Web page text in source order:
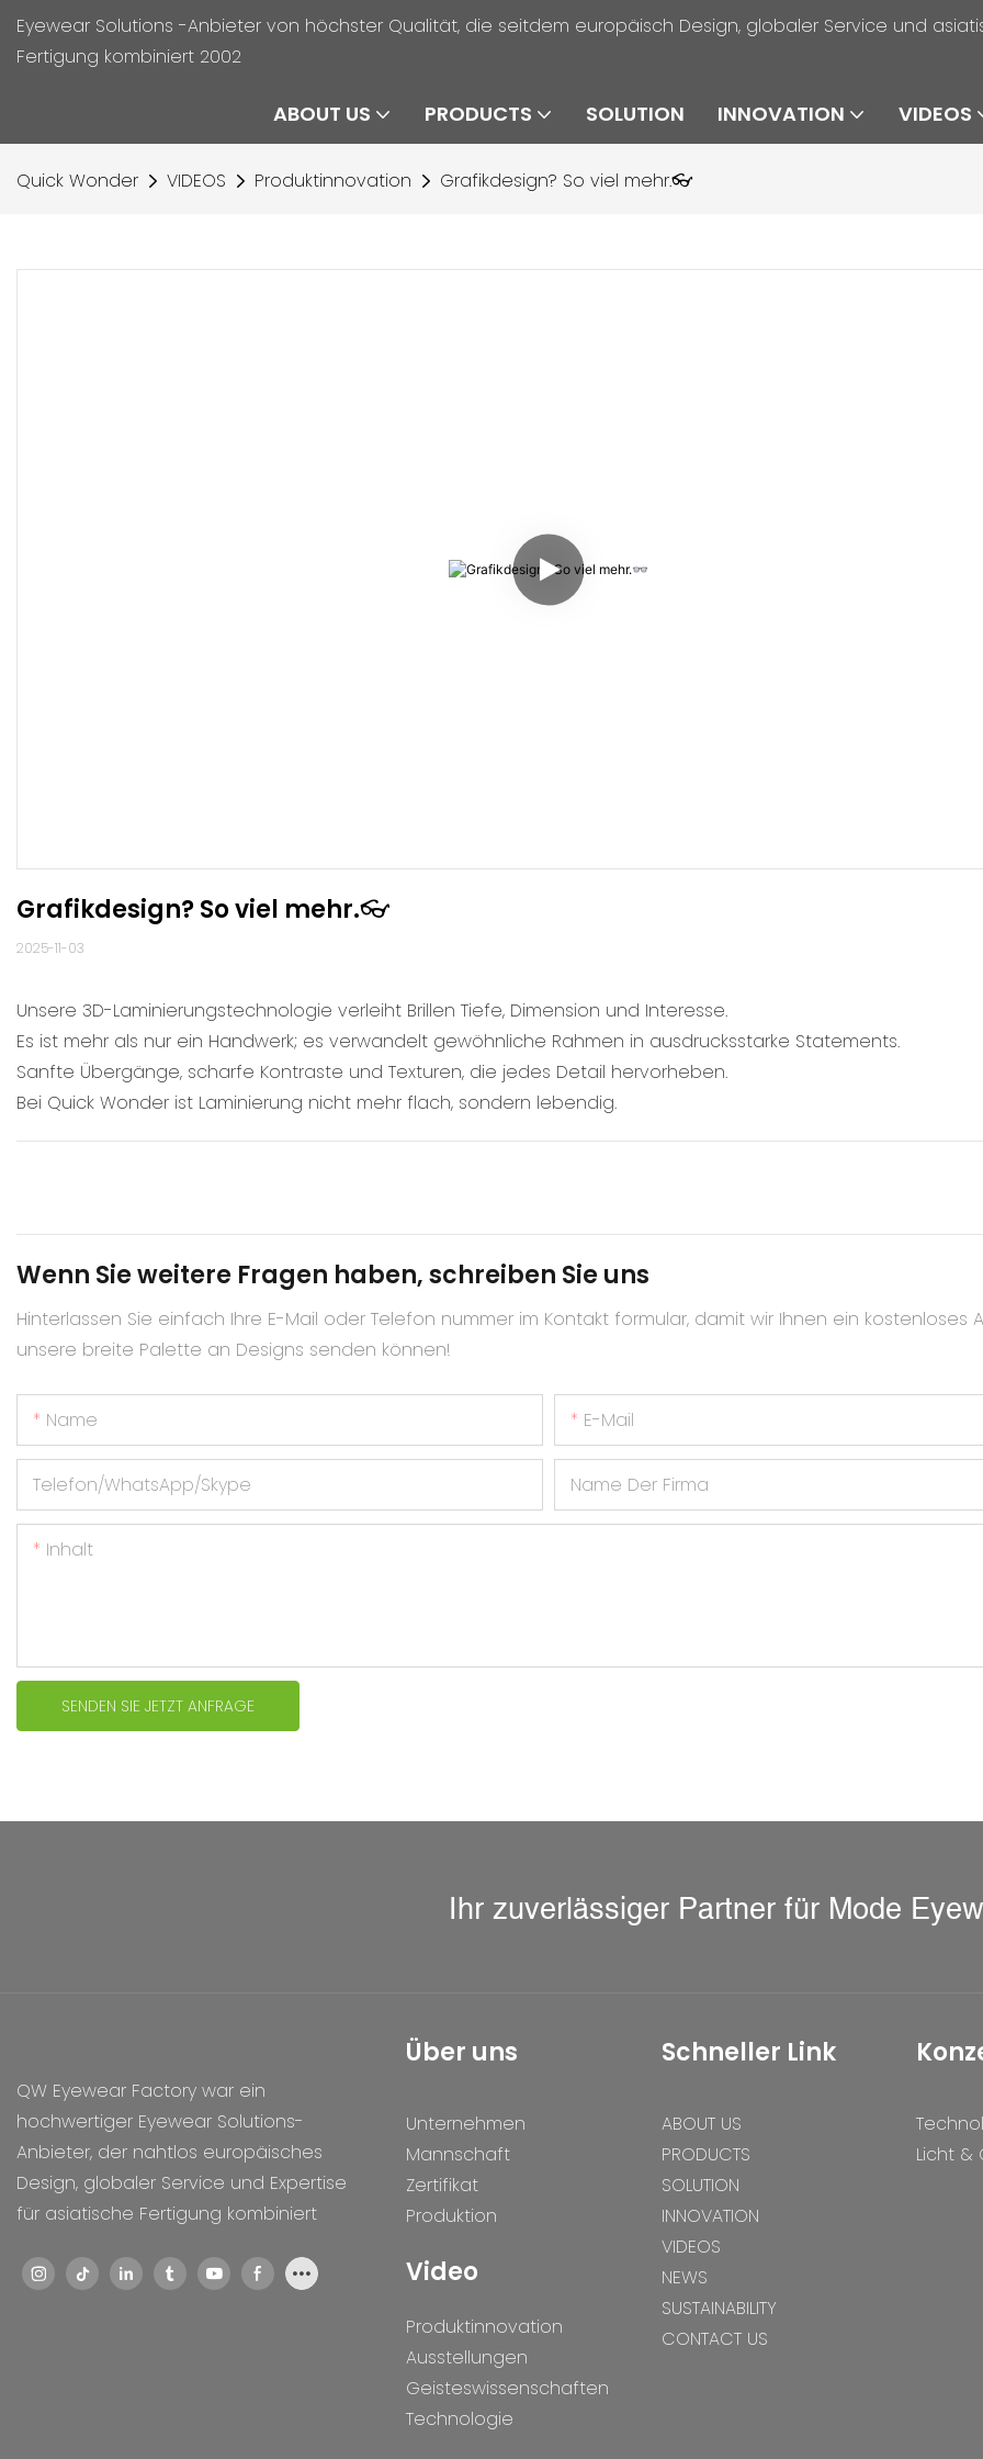
Eyewear Solutions -Anbieter von höchster Qualität, die seitdem europäisch Design, globaler Service und
Fertigung kombiniert 2002
ABOUT US PRODUCTS SOLUTION INNOVATION VIDEOS
Quick Wonder VIDEOS Produktinnovation Grafikdesign? So viel mehr.👓
Grafikdesign? So viel mehr.👓
2025-11-03
Unsere 3D-Laminierungstechnologie verleiht Brillen Tiefe, Dimension und Interesse.
Es ist mehr als nur ein Handwerk; es verwandelt gewöhnliche Rahmen in ausdrucksstarke Statements.
Sanfte Übergänge, scharfe Kontraste und Texturen, die jedes Detail hervorheben.
Bei Quick Wonder ist Laminierung nicht mehr flach, sondern lebendig.
Wenn Sie weitere Fragen haben, schreiben Sie uns
Hinterlassen Sie einfach Ihre E-Mail oder Telefon nummer im Kontakt formular, damit wir Ihnen ein kostenloses
unsere breite Palette an Designs senden können!
Name E-Mail
Telefon/WhatsApp/Skype Name Der Firma
Inhalt
SENDEN SIE JETZT ANFRAGE
Ihr zuverlässiger Partner für Mode
QW Eyewear Factory war ein
hochwertiger Eyewear Solutions-
Anbieter, der nahtlos europäisches
Design, globaler Service und Expertise
für asiatische Fertigung kombiniert
Über uns
Unternehmen
Mannschaft
Zertifikat
Produktion
Video
Produktinnovation
Ausstellungen
Geisteswissenschaften
Technologie
Schneller Link
ABOUT US
PRODUCTS
SOLUTION
INNOVATION
VIDEOS
NEWS
SUSTAINABILITY
CONTACT US
Licht &